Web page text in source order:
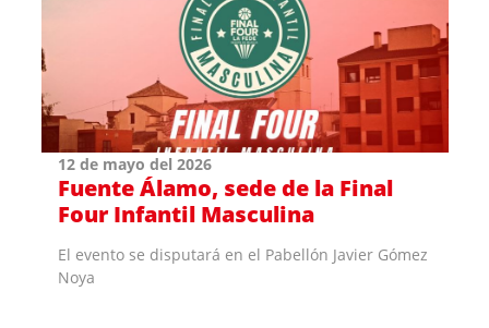
12 de mayo del 2026
Fuente Álamo, sede de la Final
Four Infantil Masculina
El evento se disputará en el Pabellón Javier Gómez
Noya